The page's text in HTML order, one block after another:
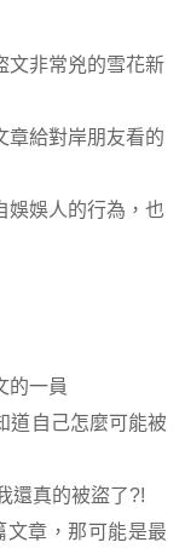
文非常兇的雪花新
章給對岸朋友看的
娛娛人的行為，也
的一員
道自己怎麼可能被
真的被盜了?!
文章，那可能是最